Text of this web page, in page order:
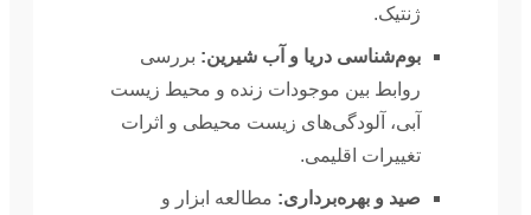
ژنتیک.
بوم‌شناسی دریا و آب شیرین: بررسی
روابط بین موجودات زنده و محیط زیست
آبی، آلودگی‌های زیست محیطی و اثرات
تغییرات اقلیمی.
صید و بهره‌برداری: مطالعه ابزار و